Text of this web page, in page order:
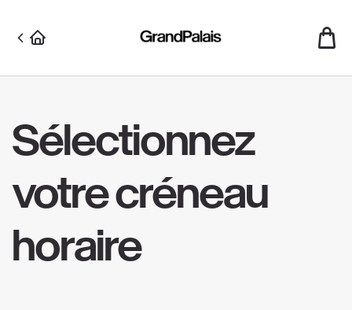
principal
Sélectionnez
votre créneau
horaire